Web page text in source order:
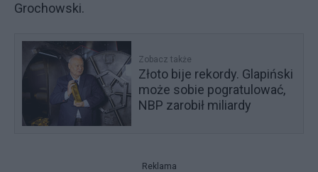
Grochowski.
Zobacz także
Złoto bije rekordy. Glapiński
może sobie pogratulować,
NBP zarobił miliardy
Reklama